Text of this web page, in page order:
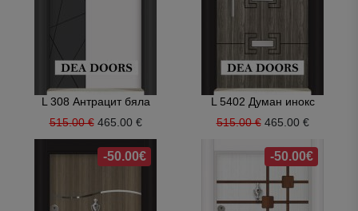
L 308 Антрацит бяла
515.00 € 465.00 €
L 5402 Думан инокс
515.00 € 465.00 €
-50.00€ -50.00€